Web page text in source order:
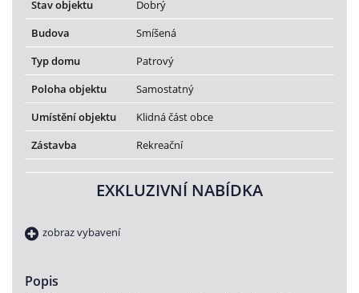
Stav objektu
Dobrý
Budova
Smíšená
Typ domu
Patrový
Poloha objektu
Samostatný
Umístění objektu
Klidná část obce
Zástavba
Rekreační
EXKLUZIVNÍ NABÍDKA
zobraz vybavení
Popis